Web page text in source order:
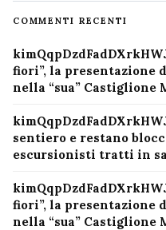
COMMENTI RECENTI
fiori”, la presentazione
nella “sua” Castiglione
sentiero e restano
escursionisti tratti in
fiori”, la presentazione
nella “sua” Castiglione